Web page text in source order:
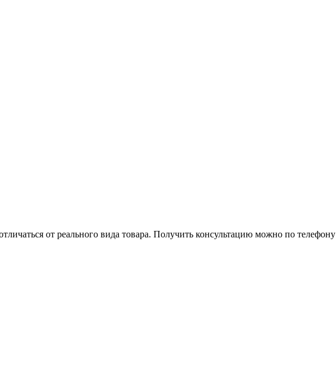
от реального вида товара. Получить консультацию можно по телефону